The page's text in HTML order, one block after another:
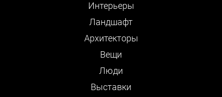
Интерьеры
Ландшафт
Архитекторы
Вещи
Люди
Выставки